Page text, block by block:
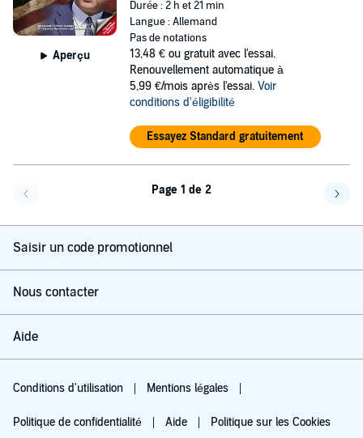
Aperçu
Durée : 2 h et 21 min
Langue : Allemand
Pas de notations
13,48 € ou gratuit avec l'essai.
Renouvellement automatique à
5,99 €/mois après l'essai. Voir
conditions d'éligibilité
Essayez Standard gratuitement
Page 1 de 2
Saisir un code promotionnel
Nous contacter
Aide
Conditions d'utilisation Mentions légales
Politique de confidentialité Aide Politique sur les Cookies